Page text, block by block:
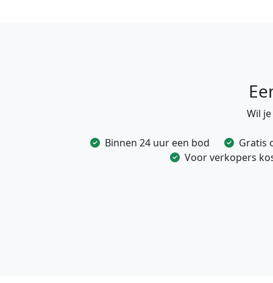
Wil
Binnen 24 uur een bod
Gratis
Voor verkopers